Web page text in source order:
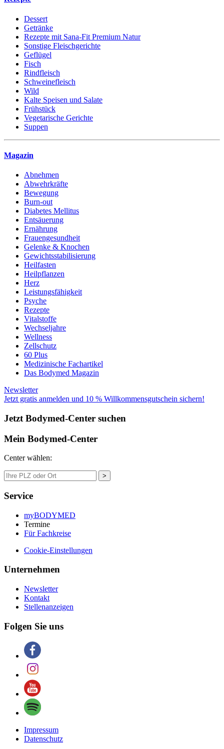
Dessert
Getränke
Rezepte mit Sana-Fit Premium Natur
Sonstige Fleischgerichte
Geflügel
Fisch
Rindfleisch
Schweinefleisch
Wild
Kalte Speisen und Salate
Frühstück
Vegetarische Gerichte
Suppen
Magazin
Abnehmen
Abwehrkräfte
Bewegung
Burn-out
Diabetes Mellitus
Entsäuerung
Ernährung
Frauengesundheit
Gelenke & Knochen
Gewichtsstabilisierung
Heilfasten
Heilpflanzen
Herz
Leistungsfähigkeit
Psyche
Rezepte
Vitalstoffe
Wechseljahre
Wellness
Zellschutz
60 Plus
Medizinische Fachartikel
Das Bodymed Magazin
Newsletter
Jetzt gratis anmelden und 10 % Willkommensgutschein sichern!
Jetzt Bodymed-Center suchen
Mein Bodymed-Center
Center wählen:
>
Service
myBODYMED
Termine
Für Fachkreise
Cookie-Einstellungen
Unternehmen
Newsletter
Kontakt
Stellenanzeigen
Folgen Sie uns
Impressum
Datenschutz